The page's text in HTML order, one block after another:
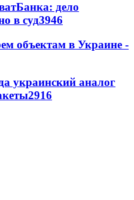
дело
в суд3946
объектам в Украине -
украинский аналог
2916